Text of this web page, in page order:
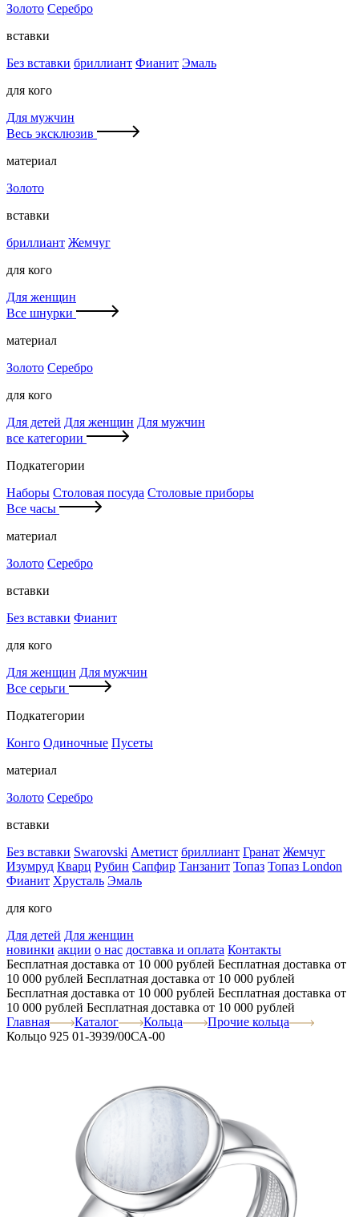
Золото Серебро
вставки
Без вставки бриллиант Фианит Эмаль
для кого
Для мужчин
Весь эксклюзив
материал
Золото
вставки
бриллиант Жемчуг
для кого
Для женщин
Все шнурки
материал
Золото Серебро
для кого
Для детей Для женщин Для мужчин
все категории
Подкатегории
Наборы Столовая посуда Столовые приборы
Все часы
материал
Золото Серебро
вставки
Без вставки Фианит
для кого
Для женщин Для мужчин
Все серьги
Подкатегории
Конго Одиночные Пусеты
материал
Золото Серебро
вставки
Без вставки Swarovski Аметист бриллиант Гранат Жемчуг
Изумруд Кварц Рубин Сапфир Танзанит Топаз Топаз London
Фианит Хрусталь Эмаль
для кого
Для детей Для женщин
новинки акции о нас доставка и оплата Контакты
Бесплатная доставка от 10 000 рублей Бесплатная доставка от
10 000 рублей Бесплатная доставка от 10 000 рублей
Бесплатная доставка от 10 000 рублей Бесплатная доставка от
10 000 рублей Бесплатная доставка от 10 000 рублей
Главная
Каталог Кольца
Прочие кольца
Кольцо 925 01-3939/00СА-00